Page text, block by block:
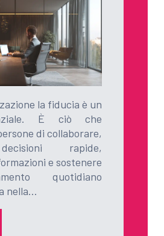
la fiducia è un
È ciò che
di collaborare,
rapide,
e sostenere
quotidiano
nella…